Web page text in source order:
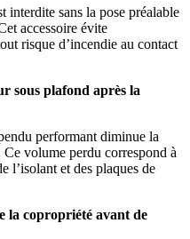
interdite sans la pose préalable
accessoire évite
risque d’incendie au contact
sous plafond après la
performant diminue la
volume perdu correspond à
l’isolant et des plaques de
la copropriété avant de